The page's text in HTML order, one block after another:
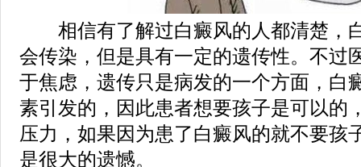
相信有了解过白癜风的人都清楚，
会传染，但是具有一定的遗传性。不过
于焦虑，遗传只是病发的一个方面，白
素引发的，因此患者想要孩子是可以的
压力，如果因为患了白癜风的就不要孩
是很大的遗憾。